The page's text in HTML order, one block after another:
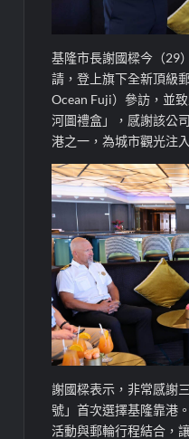
基隆市長謝國樑今（29
請，登上旗下全新頂級
Ocean Fuji）參訪，並
河圖禮盒」，感謝該公
港之一，為城市觀光注
謝國樑表示，非常感謝
號」首次選擇基隆靠港
活動與郵輪行程結合，